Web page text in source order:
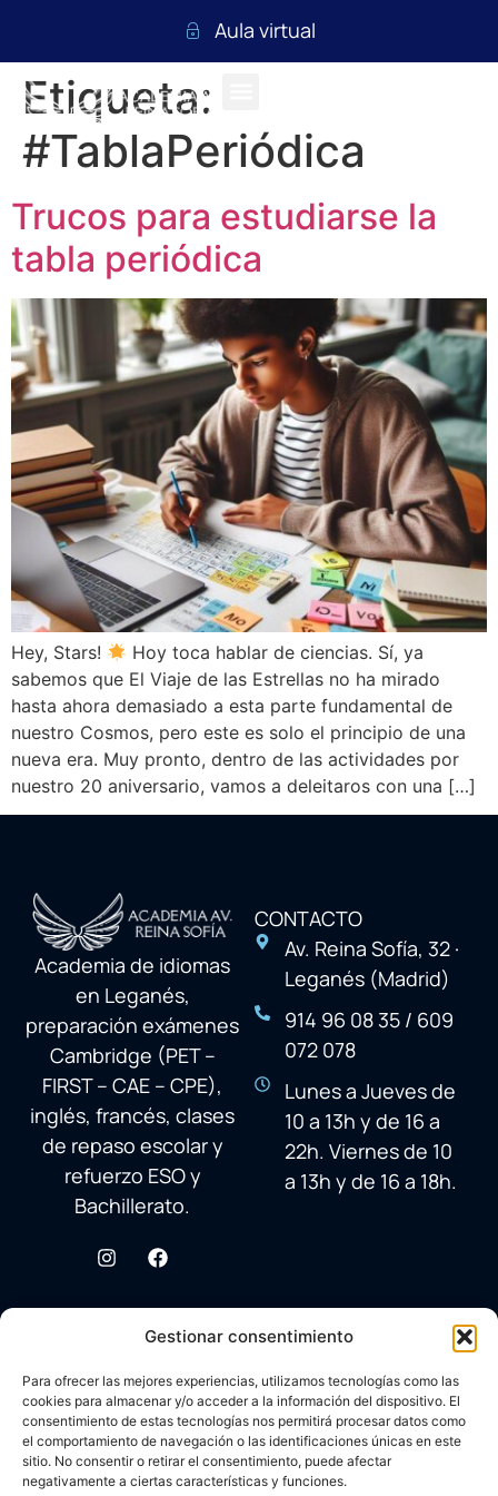
Gestionar consentimiento
Para ofrecer las mejores experiencias, utilizamos tecnologías como las
cookies para almacenar y/o acceder a la información del dispositivo. El
consentimiento de estas tecnologías nos permitirá procesar datos como
el comportamiento de navegación o las identificaciones únicas en este
sitio. No consentir o retirar el consentimiento, puede afectar
negativamente a ciertas características y funciones.
Aula virtual
Etiqueta:
#TablaPeriódica
Trucos para estudiarse la
tabla periódica
Hey, Stars!
Hoy toca hablar de ciencias. Sí, ya
sabemos que El Viaje de las Estrellas no ha mirado
hasta ahora demasiado a esta parte fundamental de
nuestro Cosmos, pero este es solo el principio de una
nueva era. Muy pronto, dentro de las actividades por
nuestro 20 aniversario, vamos a deleitaros con una […]
Academia de idiomas
en Leganés,
preparación exámenes
Cambridge (PET –
FIRST – CAE – CPE),
inglés, francés, clases
de repaso escolar y
refuerzo ESO y
Bachillerato.
CONTACTO
Av. Reina Sofía, 32 ·
Leganés (Madrid)
914 96 08 35 / 609
072 078
Lunes a Jueves de
10 a 13h y de 16 a
22h. Viernes de 10
a 13h y de 16 a 18h.